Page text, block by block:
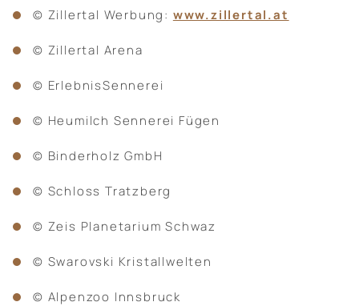
© Zillertal Werbung: www.zillertal.at
© Zillertal Arena
© ErlebnisSennerei
© Heumilch Sennerei Fügen
© Binderholz GmbH
© Schloss Tratzberg
© Zeis Planetarium Schwaz
© Swarovski Kristallwelten
© Alpenzoo Innsbruck